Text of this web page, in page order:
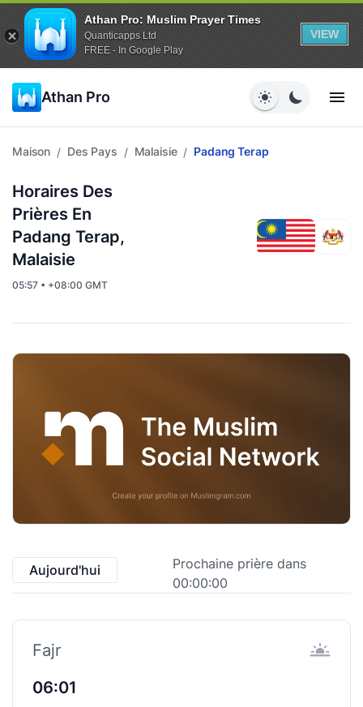
Athan Pro: Muslim Prayer Times
Quanticapps Ltd
FREE - In Google Play
VIEW
Athan Pro
Maison / Des Pays / Malaisie / Padang Terap
Horaires Des
Prières En
Padang Terap,
Malaisie
05:57 • +08:00 GMT
Aujourd'hui
Prochaine prière dans
00:00:00
Fajr
06:01